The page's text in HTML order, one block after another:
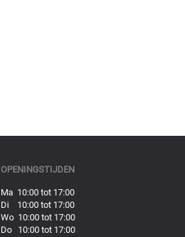
OPENINGSTIJDEN
Ma 10:00 tot 17:00
Di 10:00 tot 17:00
Wo 10:00 tot 17:00
Do 10:00 tot 17:00